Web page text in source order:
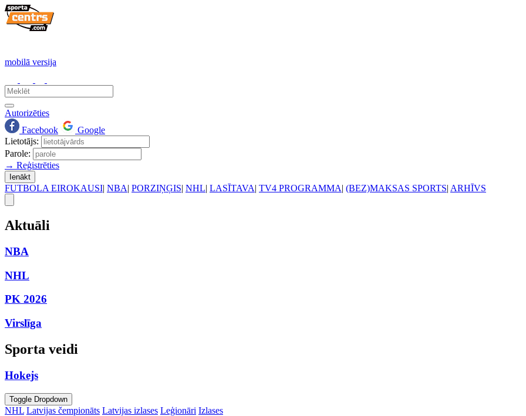
mobilā versija
Autorizēties
Facebook
Google
Lietotājs:
Parole:
→ Reģistrēties
Ienākt
FUTBOLA EIROKAUSI| NBA| PORZIŅĢIS| NHL| LASĪTAVA| TV4 PROGRAMMA| (BEZ)MAKSAS SPORTS| ARHĪVS
Aktuāli
NBA
NHL
PK 2026
Virslīga
Sporta veidi
Hokejs
Toggle Dropdown
NHL Latvijas čempionāts Latvijas izlases Leģionāri Izlases